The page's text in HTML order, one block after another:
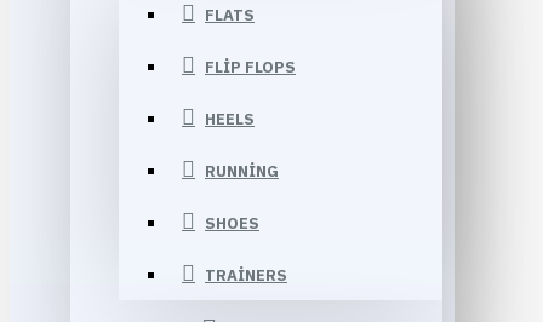
FLATS
FLIP FLOPS
HEELS
RUNNING
SHOES
TRAINERS